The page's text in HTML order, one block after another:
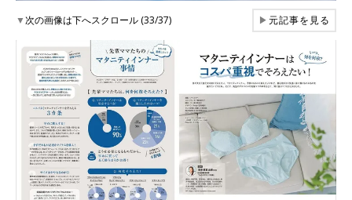
▼次の画像は下へスクロール (33/37) ▶元記事を見る